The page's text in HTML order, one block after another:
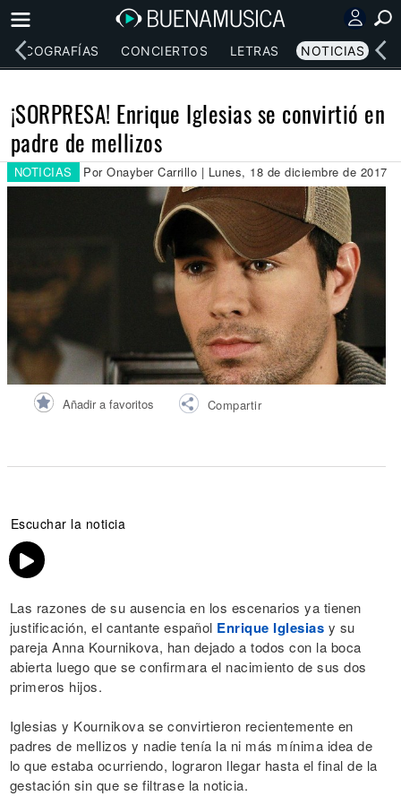
DISCOGRAFÍAS CONCIERTOS LETRAS NOTICIAS
¡SORPRESA! Enrique Iglesias se convirtió en
padre de mellizos
NOTICIAS Por Onayber Carrillo | Lunes, 18 de diciembre de 2017
Añadir a favoritos Compartir
Escuchar la noticia
Las razones de su ausencia en los escenarios ya tienen
justificación, el cantante español Enrique Iglesias y su
pareja Anna Kournikova, han dejado a todos con la boca
abierta luego que se confirmara el nacimiento de sus dos
primeros hijos.
Iglesias y Kournikova se convirtieron recientemente en
padres de mellizos y nadie tenía la ni más mínima idea de
lo que estaba ocurriendo, lograron llegar hasta el final de la
gestación sin que se filtrase la noticia.